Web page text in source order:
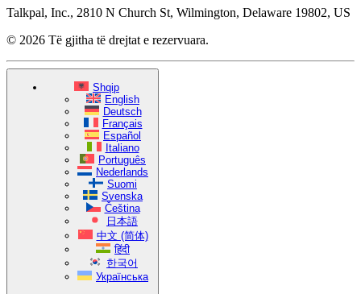
Talkpal, Inc., 2810 N Church St, Wilmington, Delaware 19802, US
© 2026 Të gjitha të drejtat e rezervuara.
Shqip
English
Deutsch
Français
Español
Italiano
Português
Nederlands
Suomi
Svenska
Čeština
日本語
中文 (简体)
हिंदी
한국어
Українська